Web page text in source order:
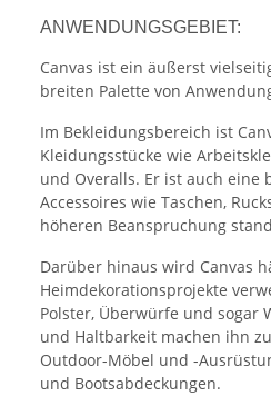
ANWENDUNGSGEBIET:
Canvas ist ein äußerst
breiten Palette von
Im Bekleidungsbereich ist
Kleidungsstücke wie
und Overalls. Er ist auch eine
Accessoires wie Taschen,
höheren Beanspruchung
Darüber hinaus wird Canvas
Heimdekorationsprojekte
Polster, Überwürfe und sogar
und Haltbarkeit machen ihn
Outdoor-Möbel und -
und Bootsabdeckungen.